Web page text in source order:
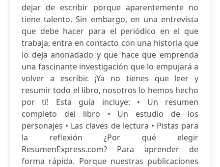
dejar de escribir porque aparentemente no
tiene talento. Sin embargo, en una entrevista
que debe hacer para el periódico en el que
trabaja, entra en contacto con una historia que
lo deja anonadado y que hace que emprenda
una fascinante investigación que lo empujará a
volver a escribir. ¡Ya no tienes que leer y
resumir todo el libro, nosotros lo hemos hecho
por ti! Esta guía incluye: • Un resumen
completo del libro • Un estudio de los
personajes • Las claves de lectura • Pistas para
la reflexión ¿Por qué elegir
ResumenExpress.com? Para aprender de
forma rápida. Porque nuestras publicaciones